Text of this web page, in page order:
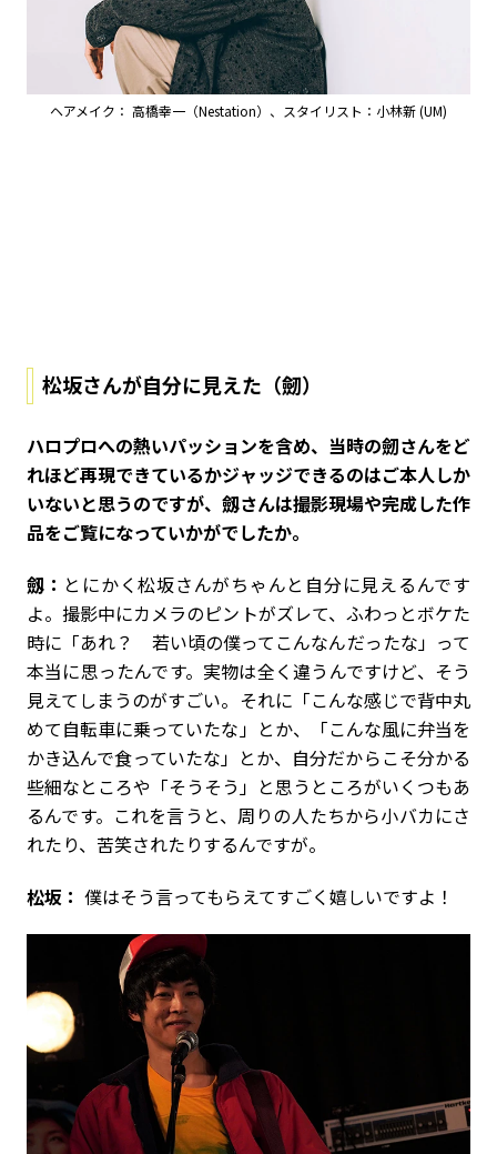
ヘアメイク： 高橋幸一（Nestation）、スタイリスト：小林新 (UM)
松坂さんが自分に見えた（劒）
――ハロプロへの熱いパッションを含め、当時の劒さんをど
れほど再現できているかジャッジできるのはご本人しか
いないと思うのですが、劔さんは撮影現場や完成した作
品をご覧になっていかがでしたか。
劔： とにかく松坂さんがちゃんと自分に見えるんです
よ。撮影中にカメラのピントがズレて、ふわっとボケた
時に「あれ？ 若い頃の僕ってこんなんだったな」って
本当に思ったんです。実物は全く違うんですけど、そう
見えてしまうのがすごい。それに「こんな感じで背中丸
めて自転車に乗っていたな」とか、「こんな風に弁当を
かき込んで食っていたな」とか、自分だからこそ分かる
些細なところや「そうそう」と思うところがいくつもあ
るんです。これを言うと、周りの人たちから小バカにさ
れたり、苦笑されたりするんですが。
松坂： 僕はそう言ってもらえてすごく嬉しいですよ！